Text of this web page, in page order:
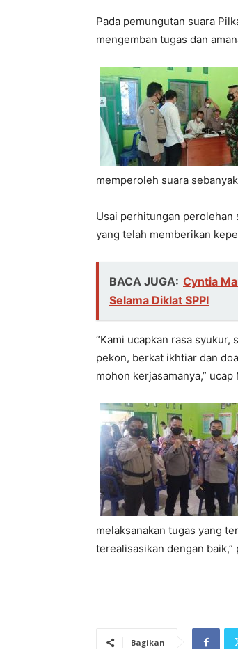
Pada pemungutan suara
mengemban tugas dan
memperoleh suara
Usai perhitungan perolehan
yang telah memberikan
BACA JUGA: Cyntia
Selama Diklat SPPI
“Kami ucapkan rasa syukur,
pekon, berkat ikhtiar dan
mohon kerjasamanya,”
melaksanakan tugas yang
terealisasikan dengan baik,”
Bagikan